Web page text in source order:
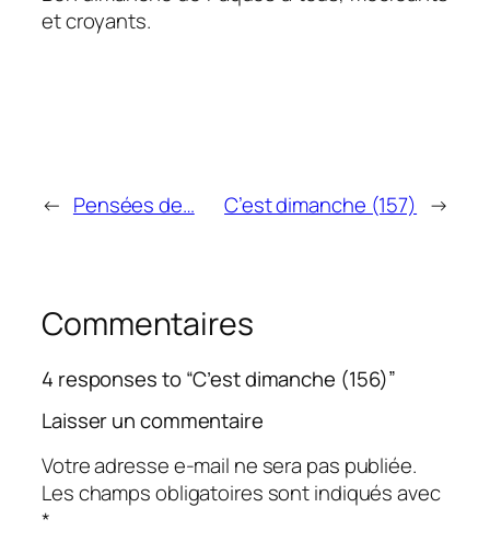
et croyants.
← Pensées de… C’est dimanche (157) →
Commentaires
4 responses to “C’est dimanche (156)”
Laisser un commentaire
Votre adresse e-mail ne sera pas publiée.
Les champs obligatoires sont indiqués avec
*